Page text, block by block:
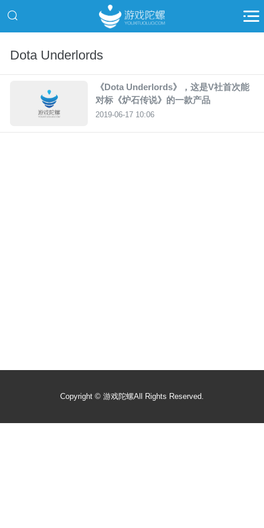
Dota Underlords
《Dota Underlords》，这是V社首次能
对标《炉石传说》的一款产品
2019-06-17 10:06
Copyright © 游戏陀螺All Rights Reserved.